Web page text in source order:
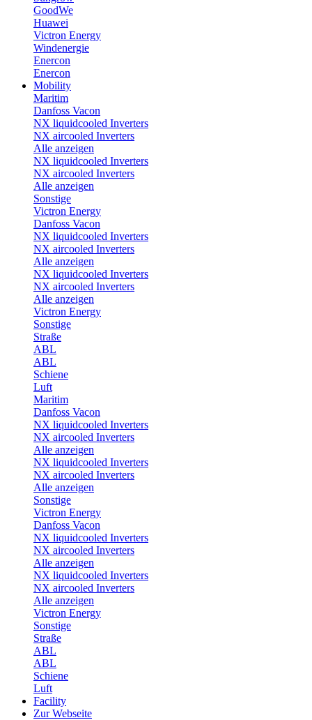
GoodWe
Huawei
Victron Energy
Windenergie
Enercon
Enercon
Mobility
Maritim
Danfoss Vacon
NX liquidcooled Inverters
NX aircooled Inverters
Alle anzeigen
NX liquidcooled Inverters
NX aircooled Inverters
Alle anzeigen
Sonstige
Victron Energy
Danfoss Vacon
NX liquidcooled Inverters
NX aircooled Inverters
Alle anzeigen
NX liquidcooled Inverters
NX aircooled Inverters
Alle anzeigen
Victron Energy
Sonstige
Straße
ABL
ABL
Schiene
Luft
Maritim
Danfoss Vacon
NX liquidcooled Inverters
NX aircooled Inverters
Alle anzeigen
NX liquidcooled Inverters
NX aircooled Inverters
Alle anzeigen
Sonstige
Victron Energy
Danfoss Vacon
NX liquidcooled Inverters
NX aircooled Inverters
Alle anzeigen
NX liquidcooled Inverters
NX aircooled Inverters
Alle anzeigen
Victron Energy
Sonstige
Straße
ABL
ABL
Schiene
Luft
Facility
Zur Webseite